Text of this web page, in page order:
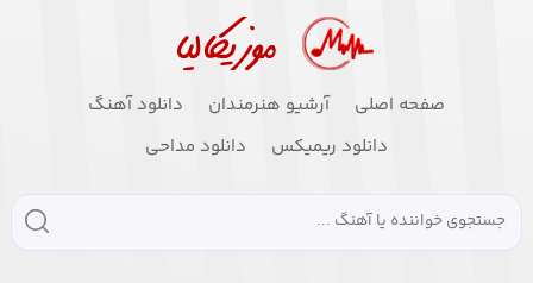
صفحه اصلی آرشیو هنرمندان
دانلود آهنگ
دانلود ریمیکس
دانلود مداحی